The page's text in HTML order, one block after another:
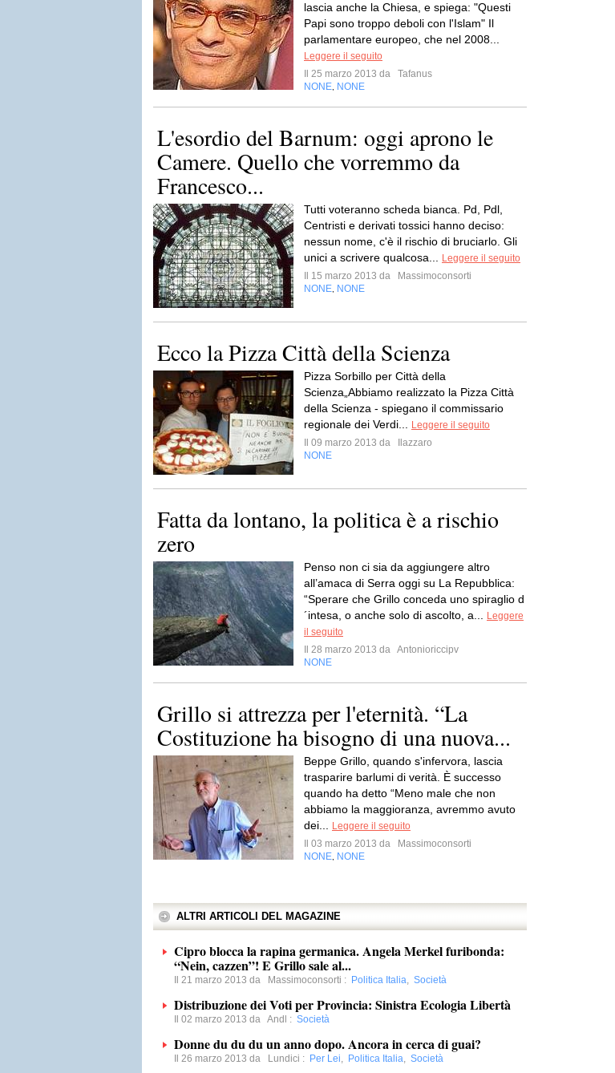
lascia anche la Chiesa, e spiega: "Questi
Papi sono troppo deboli con l'Islam" Il
parlamentare europeo, che nel 2008...
Leggere il seguito
Il 25 marzo 2013 da
Tafanus
NONE NONE
L'esordio del Barnum: oggi aprono le
Camere. Quello che vorremmo da
Francesco...
Tutti voteranno scheda bianca. Pd, Pdl,
Centristi e derivati tossici hanno deciso:
nessun nome, c'è il rischio di bruciarlo. Gli
unici a scrivere qualcosa...
Leggere il seguito
Il 15 marzo 2013 da
Massimoconsorti
NONE NONE
Ecco la Pizza Città della Scienza
Pizza Sorbillo per Città della
Scienza„Abbiamo realizzato la Pizza Città
della Scienza - spiegano il commissario
regionale dei Verdi...
Leggere il seguito
Il 09 marzo 2013 da
Ilazzaro
NONE
Fatta da lontano, la politica è a rischio
zero
Penso non ci sia da aggiungere altro
all’amaca di Serra oggi su La Repubblica:
“Sperare che Grillo conceda uno spiraglio d
´intesa, o anche solo di ascolto, a...
Leggere
il seguito
Il 28 marzo 2013 da Antonioriccipv
NONE
Grillo si attrezza per l'eternità. “La
Costituzione ha bisogno di una nuova...
Beppe Grillo, quando s'infervora, lascia
trasparire barlumi di verità. È successo
quando ha detto “Meno male che non
abbiamo la maggioranza, avremmo avuto
dei...
Leggere il seguito
Il 03 marzo 2013 da
Massimoconsorti
NONE NONE
ALTRI ARTICOLI DEL MAGAZINE
Cipro blocca la rapina germanica. Angela Merkel furibonda:
“Nein, cazzen”! E Grillo sale al...
Il 21 marzo 2013 da Massimoconsorti : Politica Italia, Società
Distribuzione dei Voti per Provincia: Sinistra Ecologia Libertà
Il 02 marzo 2013 da Andl : Società
Donne du du du un anno dopo. Ancora in cerca di guai?
Il 26 marzo 2013 da Lundici : Per Lei, Politica Italia, Società